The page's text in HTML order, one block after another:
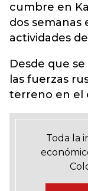
cumbre en
dos semanas
actividades
Desde que
las fuerzas
terreno en el
Toda la